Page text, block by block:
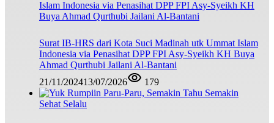
Surat IB-HRS dari Kota Suci Madinah utk Ummat Islam
Indonesia via Penasihat DPP FPI Asy-Syeikh KH Buya
Ahmad Qurthubi Jailani Al-Bantani
21/11/202413/07/2026 179